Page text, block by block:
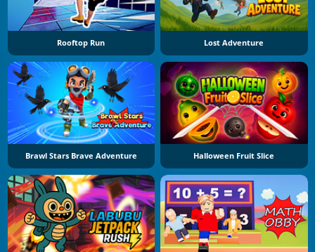
Rooftop Run Lost Adventure
Brawl Stars Brave Adventure Halloween Fruit Slice